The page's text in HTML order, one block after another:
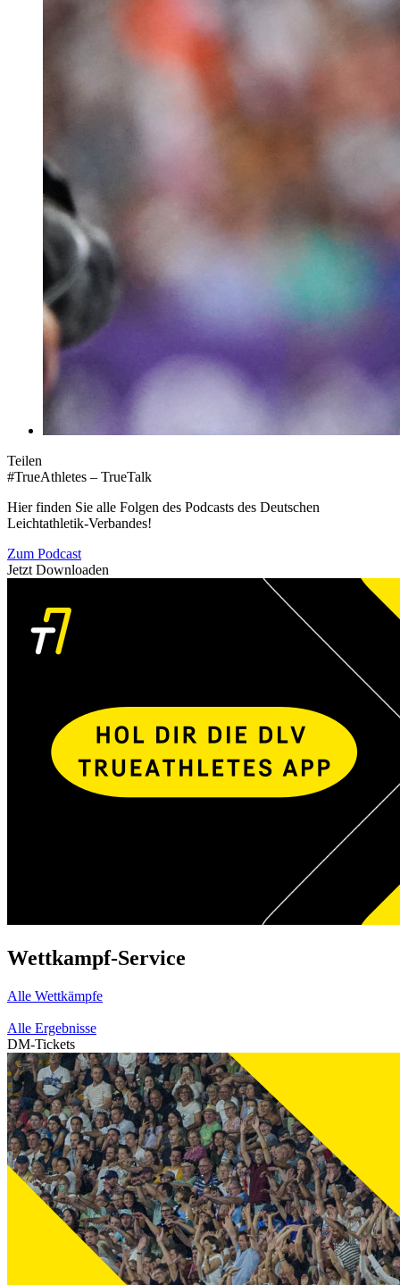
Teilen
#TrueAthletes – TrueTalk
Hier finden Sie alle Folgen des Podcasts des Deutschen
Leichtathletik-Verbandes!
Zum Podcast
Jetzt Downloaden
Wettkampf-Service
Alle Wettkämpfe
Alle Ergebnisse
DM-Tickets